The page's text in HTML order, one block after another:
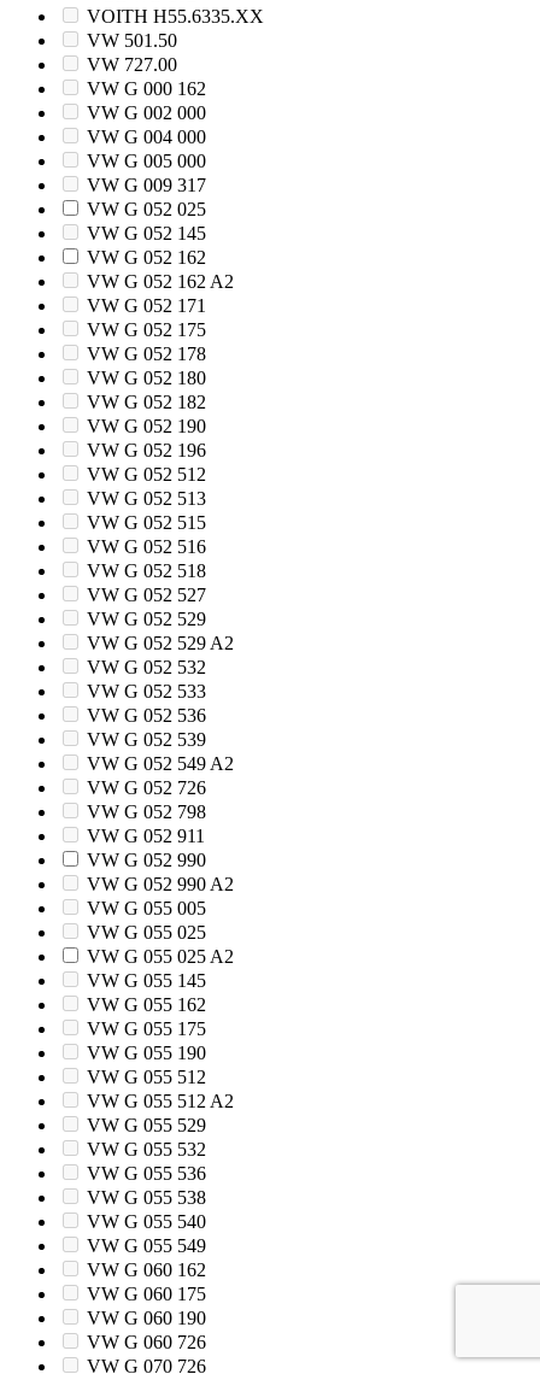
VOITH H55.6335.XX
VW 501.50
VW 727.00
VW G 000 162
VW G 002 000
VW G 004 000
VW G 005 000
VW G 009 317
VW G 052 025
VW G 052 145
VW G 052 162
VW G 052 162 A2
VW G 052 171
VW G 052 175
VW G 052 178
VW G 052 180
VW G 052 182
VW G 052 190
VW G 052 196
VW G 052 512
VW G 052 513
VW G 052 515
VW G 052 516
VW G 052 518
VW G 052 527
VW G 052 529
VW G 052 529 A2
VW G 052 532
VW G 052 533
VW G 052 536
VW G 052 539
VW G 052 549 A2
VW G 052 726
VW G 052 798
VW G 052 911
VW G 052 990
VW G 052 990 A2
VW G 055 005
VW G 055 025
VW G 055 025 A2
VW G 055 145
VW G 055 162
VW G 055 175
VW G 055 190
VW G 055 512
VW G 055 512 A2
VW G 055 529
VW G 055 532
VW G 055 536
VW G 055 538
VW G 055 540
VW G 055 549
VW G 060 162
VW G 060 175
VW G 060 190
VW G 060 726
VW G 070 726